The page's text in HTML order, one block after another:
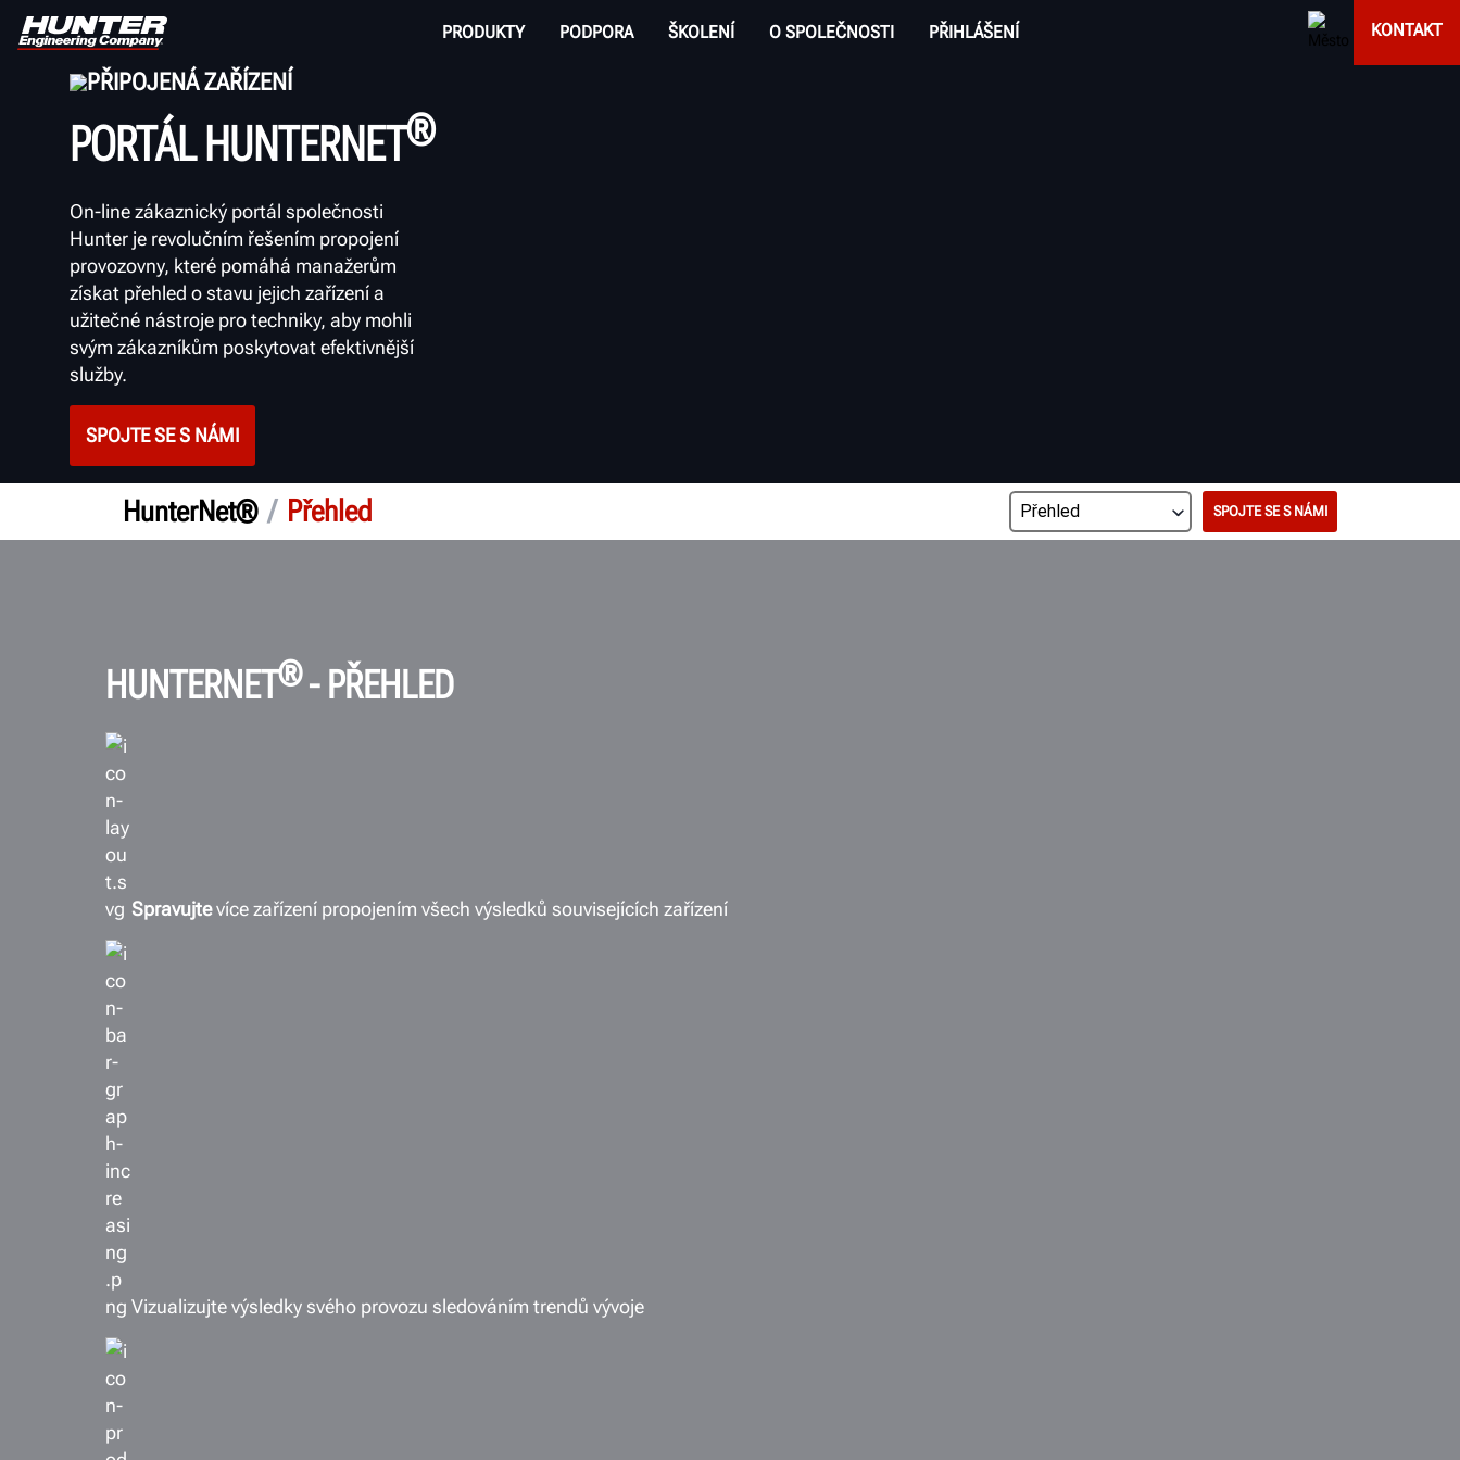
PRODUKTY PODPORA ŠKOLENÍ O SPOLEČNOSTI PŘIHLÁŠENÍ KONTAKT
PŘIPOJENÁ ZAŘÍZENÍ
PORTÁL HUNTERNET®
On-line zákaznický portál společnosti
Hunter je revolučním řešením propojení
provozovny, které pomáhá manažerům
získat přehled o stavu jejich zařízení a
užitečné nástroje pro techniky, aby mohli
svým zákazníkům poskytovat efektivnější
služby.
SPOJTE SE S NÁMI
HunterNet® / Přehled SPOJTE SE S NÁMI
HUNTERNET®- PŘEHLED
Spravujtevíce zařízení propojením všech výsledků souvisejících zařízení
Vizualizujte výsledky svého provozu sledováním trendů vývoje